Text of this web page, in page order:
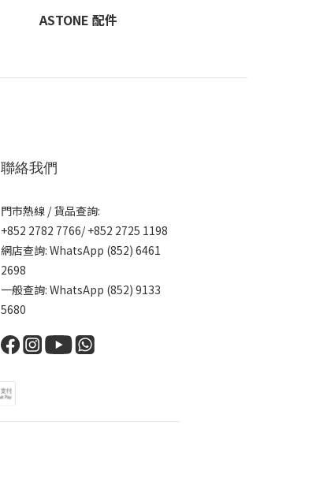
ASTONE 配件
聯絡我們
門市熱線 / 貨品查詢:
+852 2782 7766/ +852 2725 1198
網店查詢: WhatsApp (852) 6461
2698
一般查詢: WhatsApp (852) 9133
5680